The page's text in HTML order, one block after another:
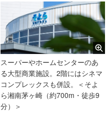
スーパーやホームセンターのあ
る大型商業施設。2階にはシネマ
コンプレックスも併設。＜そよ
ら湘南茅ヶ崎（約700m・徒歩9
分）＞